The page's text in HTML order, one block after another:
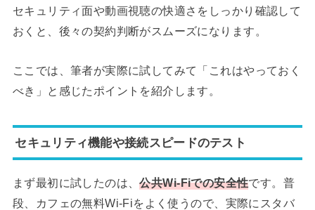
セキュリティ面や動画視聴の快適さをしっかり確認して
おくと、後々の契約判断がスムーズになります。
ここでは、筆者が実際に試してみて「これはやっておく
べき」と感じたポイントを紹介します。
セキュリティ機能や接続スピードのテスト
まず最初に試したのは、公共Wi-Fiでの安全性です。普
段、カフェの無料Wi-Fiをよく使うので、実際にスタバ